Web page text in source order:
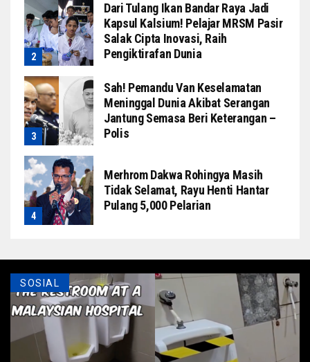
Dari Tulang Ikan Bandar Raya Jadi
Kapsul Kalsium! Pelajar MRSM Pasir
Salak Cipta Inovasi, Raih
Pengiktirafan Dunia
Sah! Pemandu Van Keselamatan
Meninggal Dunia Akibat Serangan
Jantung Semasa Beri Keterangan –
Polis
Merhrom Dakwa Rohingya Masih
Tidak Selamat, Rayu Henti Hantar
Pulang 5,000 Pelarian
SOSIAL